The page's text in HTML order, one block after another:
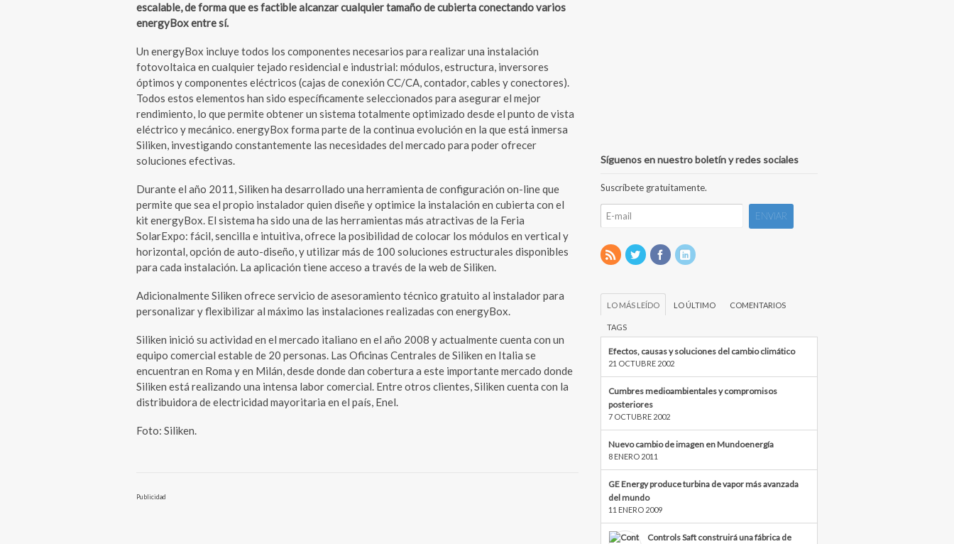
escalable, de forma que es factible alcanzar cualquier tamaño de cubierta conectando varios
energyBox entre sí.
Un energyBox incluye todos los componentes necesarios para realizar una instalación
fotovoltaica en cualquier tejado residencial e industrial: módulos, estructura, inversores
óptimos y componentes eléctricos (cajas de conexión CC/CA, contador, cables y conectores).
Todos estos elementos han sido específicamente seleccionados para asegurar el mejor
rendimiento, lo que permite obtener un sistema totalmente optimizado desde el punto de vista
eléctrico y mecánico. energyBox forma parte de la continua evolución en la que está inmersa
Siliken, investigando constantemente las necesidades del mercado para poder ofrecer
soluciones efectivas.
Durante el año 2011, Siliken ha desarrollado una herramienta de configuración on-line que
permite que sea el propio instalador quien diseñe y optimice la instalación en cubierta con el
kit energyBox. El sistema ha sido una de las herramientas más atractivas de la Feria
SolarExpo: fácil, sencilla e intuitiva, ofrece la posibilidad de colocar los módulos en vertical y
horizontal, opción de auto-diseño, y utilizar más de 100 soluciones estructurales disponibles
para cada instalación. La aplicación tiene acceso a través de la web de Siliken.
Adicionalmente Siliken ofrece servicio de asesoramiento técnico gratuito al instalador para
personalizar y flexibilizar al máximo las instalaciones realizadas con energyBox.
Siliken inició su actividad en el mercado italiano en el año 2008 y actualmente cuenta con un
equipo comercial estable de 20 personas. Las Oficinas Centrales de Siliken en Italia se
encuentran en Roma y en Milán, desde donde dan cobertura a este importante mercado donde
Siliken está realizando una intensa labor comercial. Entre otros clientes, Siliken cuenta con la
distribuidora de electricidad mayoritaria en el país, Enel.
Foto: Siliken.
Publicidad
Síguenos en nuestro boletín y redes sociales
Suscríbete gratuitamente.
LO MÁS LEÍDO LO ÚLTIMO COMENTARIOS
TAGS
Efectos, causas y soluciones del cambio climático
21 OCTUBRE 2002
Cumbres medioambientales y compromisos
posteriores
7 OCTUBRE 2002
Nuevo cambio de imagen en Mundoenergía
8 ENERO 2011
GE Energy produce turbina de vapor más avanzada
del mundo
11 ENERO 2009
Controls Saft construirá una fábrica de